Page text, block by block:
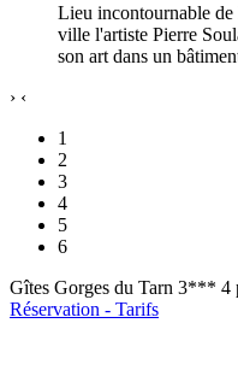
Lieu incontournable
ville l'artiste Pierre
son art dans un
› ‹
1
2
3
4
5
6
Gîtes Gorges du Tarn 3*** 4
Réservation - Tarifs